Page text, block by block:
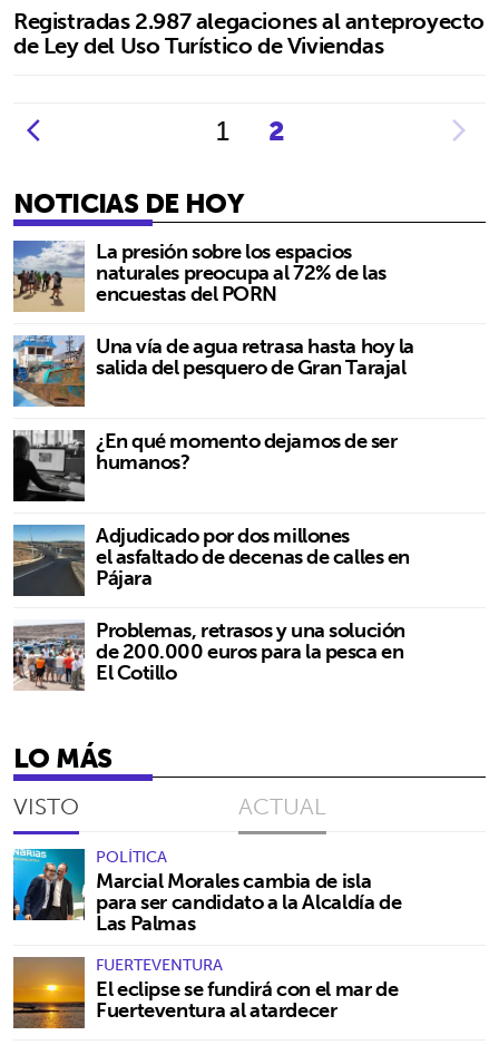
Registradas 2.987 alegaciones al anteproyecto
de Ley del Uso Turístico de Viviendas
1
2
NOTICIAS DE HOY
La presión sobre los espacios
naturales preocupa al 72% de las
encuestas del PORN
Una vía de agua retrasa hasta hoy la
salida del pesquero de Gran Tarajal
¿En qué momento dejamos de ser
humanos?
Adjudicado por dos millones
el asfaltado de decenas de calles en
Pájara
Problemas, retrasos y una solución
de 200.000 euros para la pesca en
El Cotillo
LO MÁS
VISTO ACTUAL
POLÍTICA
Marcial Morales cambia de isla
para ser candidato a la Alcaldía de
Las Palmas
FUERTEVENTURA
El eclipse se fundirá con el mar de
Fuerteventura al atardecer